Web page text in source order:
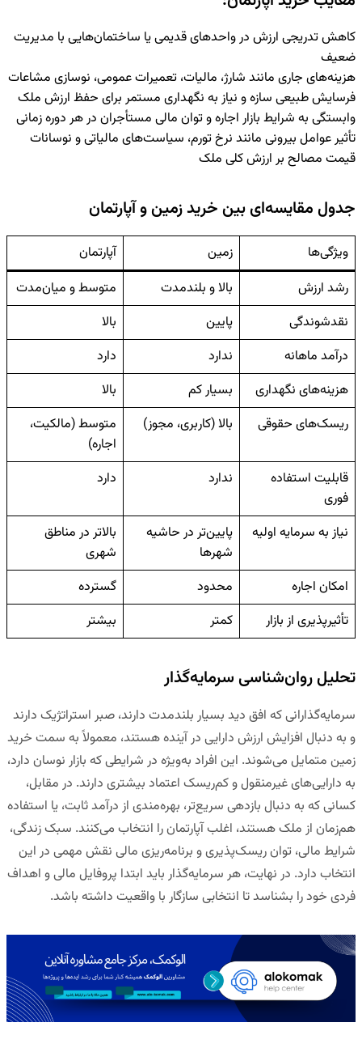
کاهش تدریجی ارزش در واحدهای قدیمی یا ساختمان‌هایی با مدیریت
ضعیف
هزینه‌های جاری مانند شارژ، مالیات، تعمیرات عمومی، نوسازی مشاعات
فرسایش طبیعی سازه و نیاز به نگهداری مستمر برای حفظ ارزش ملک
وابستگی به شرایط بازار اجاره و توان مالی مستأجران در هر دوره زمانی
تأثیر عوامل بیرونی مانند نرخ تورم، سیاست‌های مالیاتی و نوسانات
قیمت مصالح بر ارزش کلی ملک
جدول مقایسه‌ای بین خرید زمین و آپارتمان
ویژگی‌ها زمین
آپارتمان
رشد ارزش
بالا و بلندمدت
متوسط و میان‌مدت
نقدشوندگی
پایین
بالا
درآمد ماهانه
ندارد
دارد
هزینه‌های نگهداری
بسیار کم
بالا
ریسک‌های حقوقی
بالا (کاربری، مجوز)
متوسط (مالکیت،
اجاره)
قابلیت استفاده
فوری
ندارد دارد
نیاز به سرمایه اولیه
پایین‌تر در حاشیه
شهرها
بالاتر در مناطق
شهری
امکان اجاره
محدود
گسترده
تأثیرپذیری از بازار
کمتر بیشتر
تحلیل روان‌شناسی سرمایه‌گذار
سرمایه‌گذارانی که افق دید بسیار بلندمدت دارند، صبر استراتژیک دارند
و به دنبال افزایش ارزش دارایی در آینده هستند، معمولاً به سمت خرید
زمین متمایل می‌شوند. این افراد به‌ویژه در شرایطی که بازار نوسان دارد،
به دارایی‌های غیرمنقول و کم‌ریسک اعتماد بیشتری دارند. در مقابل،
کسانی که به دنبال بازدهی سریع‌تر، بهره‌مندی از درآمد ثابت، یا استفاده
هم‌زمان از ملک هستند، اغلب آپارتمان را انتخاب می‌کنند. سبک زندگی،
شرایط مالی، توان ریسک‌پذیری و برنامه‌ریزی مالی نقش مهمی در این
انتخاب دارد. در نهایت، هر سرمایه‌گذار باید ابتدا پروفایل مالی و اهداف
فردی خود را بشناسد تا انتخابی سازگار با واقعیت داشته باشد.